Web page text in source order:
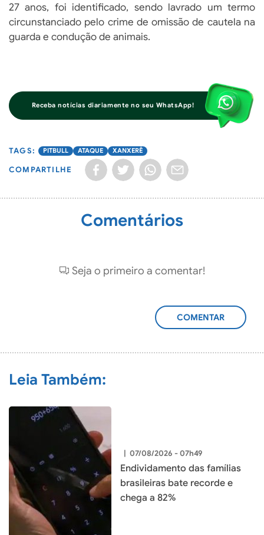
27 anos, foi identificado, sendo lavrado um termo
circunstanciado pelo crime de omissão de cautela na
guarda e condução de animais.
Receba notícias diariamente no seu WhatsApp!
PITBULL ATAQUE XANXERÊ
COMPARTILHE
Comentários
Seja o primeiro a comentar!
ADICIONAR
Leia Também:
| 07/08/2026 - 07h49
Endividamento das famílias
brasileiras bate recorde e
chega a 82%